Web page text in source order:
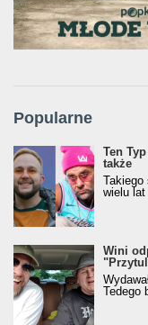
Popularne
Ten
także
Takiego
wielu lat
Wini
Tedego